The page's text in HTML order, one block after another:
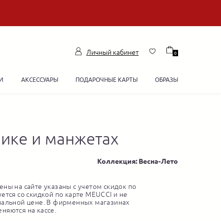
Личный кабинет 0
АКСЕССУАРЫ ПОДАРОЧНЫЕ КАРТЫ ОБРАЗЫ
и манжетах
Коллекция: Весна-Лето
на сайте указаны с учетом скидок по
со скидкой по карте MEUCCI и не
цене. В фирменных магазинах
на кассе.